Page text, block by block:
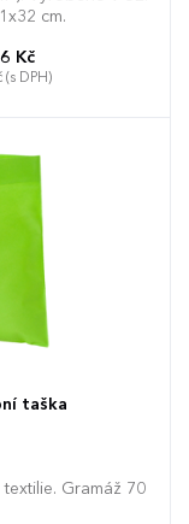
cm.
Kč
DPH)
taška
Gramáž 70